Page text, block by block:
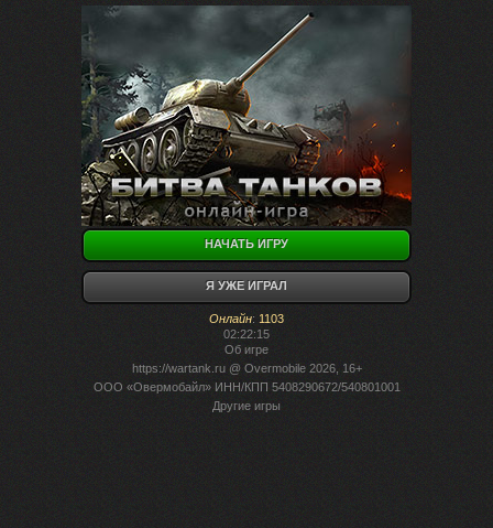
НАЧАТЬ ИГРУ
Я УЖЕ ИГРАЛ
Онлайн: 1103
02:22:15
Об игре
https://wartank.ru@ Overmobile 2026, 16+
ООО «Овермобайл» ИНН/КПП 5408290672/540801001
Другие игры